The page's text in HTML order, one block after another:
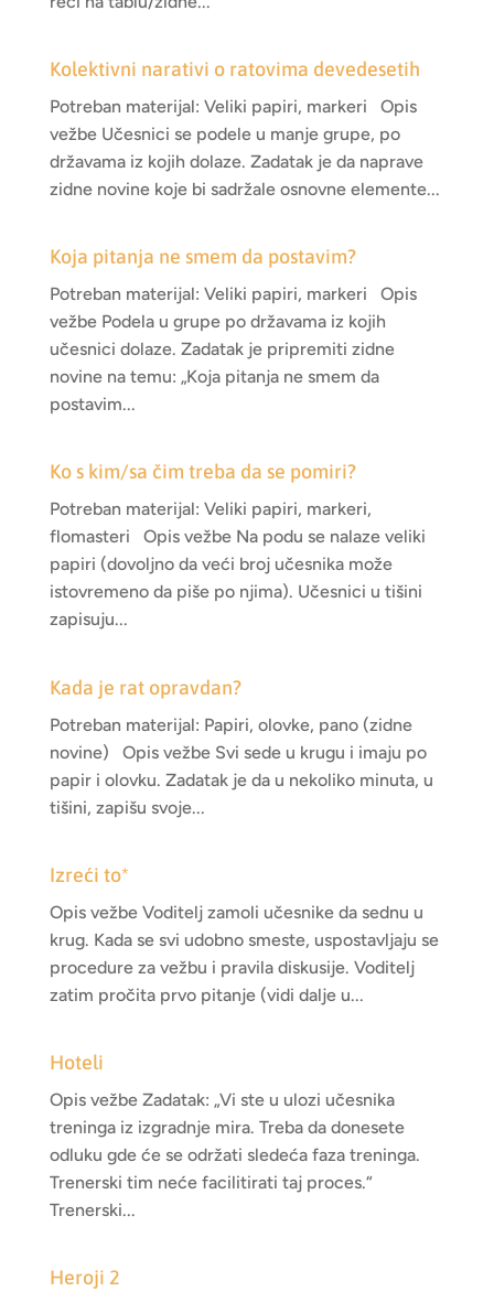
Kolektivni narativi o ratovima devedesetih
Potreban materijal: Veliki papiri, markeri Opis
vežbe Učesnici se podele u manje grupe, po
državama iz kojih dolaze. Zadatak je da naprave
zidne novine koje bi sadržale osnovne elemente...
Koja pitanja ne smem da postavim?
Potreban materijal: Veliki papiri, markeri Opis
vežbe Podela u grupe po državama iz kojih
učesnici dolaze. Zadatak je pripremiti zidne
novine na temu: „Koja pitanja ne smem da
postavim...
Ko s kim/sa čim treba da se pomiri?
Potreban materijal: Veliki papiri, markeri,
flomasteri Opis vežbe Na podu se nalaze veliki
papiri (dovoljno da veći broj učesnika može
istovremeno da piše po njima). Učesnici u tišini
zapisuju...
Kada je rat opravdan?
Potreban materijal: Papiri, olovke, pano (zidne
novine) Opis vežbe Svi sede u krugu i imaju po
papir i olovku. Zadatak je da u nekoliko minuta, u
tišini, zapišu svoje...
Izreći to*
Opis vežbe Voditelj zamoli učesnike da sednu u
krug. Kada se svi udobno smeste, uspostavljaju se
procedure za vežbu i pravila diskusije. Voditelj
zatim pročita prvo pitanje (vidi dalje u...
Hoteli
Opis vežbe Zadatak: „Vi ste u ulozi učesnika
treninga iz izgradnje mira. Treba da donesete
odluku gde će se održati sledeća faza treninga.
Trenerski tim neće facilitirati taj proces.“
Trenerski...
Heroji 2